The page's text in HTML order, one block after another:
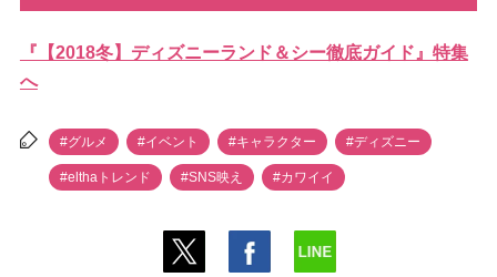
『【2018冬】ディズニーランド＆シー徹底ガイド』特集
へ
#グルメ #イベント #キャラクター #ディズニー
#elthaトレンド #SNS映え #カワイイ